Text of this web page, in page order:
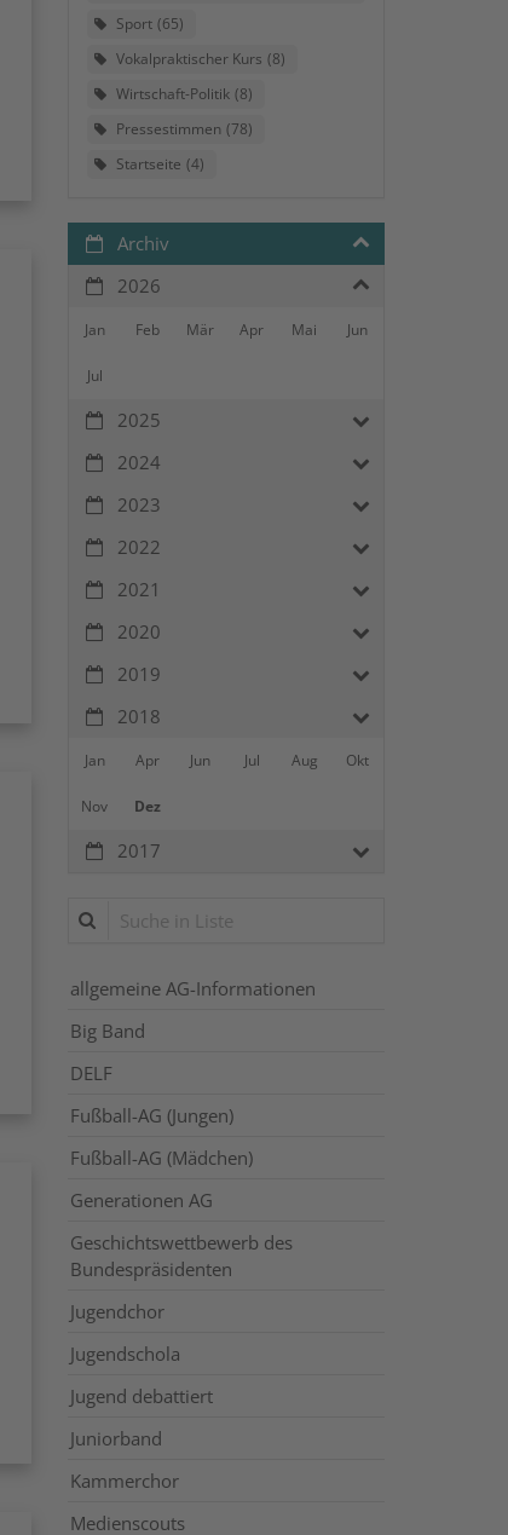
Sport 65
Vokalpraktischer Kurs 8
Wirtschaft-Politik 8
Pressestimmen 78
Startseite 4
Archiv
2026
Jan Feb Mär Apr Mai Jun
Jul
2025
2024
2023
2022
2021
2020
2019
2018
Jan Apr Jun Jul Aug Okt
Nov Dez
2017
Suche in Liste
allgemeine AG-Informationen
Big Band
DELF
Fußball-AG (Jungen)
Fußball-AG (Mädchen)
Generationen AG
Geschichtswettbewerb des
Bundespräsidenten
Jugendchor
Jugendschola
Jugend debattiert
Juniorband
Kammerchor
Medienscouts